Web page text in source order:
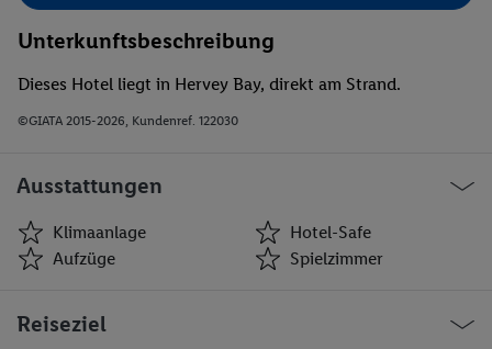
Unterkunftsbeschreibung
Dieses Hotel liegt in Hervey Bay, direkt am Strand.
©GIATA 2015-2026, Kundenref. 122030
Ausstattungen
Klimaanlage
Hotel-Safe
Aufzüge
Spielzimmer
Aufzüge
Reiseziel